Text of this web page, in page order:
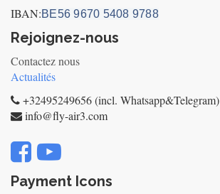
IBAN:BE56 9670 5408 9788
Rejoignez-nous
Contactez nous
Actualités
+32495249656 (incl. Whatsapp&Telegram)
info@fly-air3.com
Payment Icons